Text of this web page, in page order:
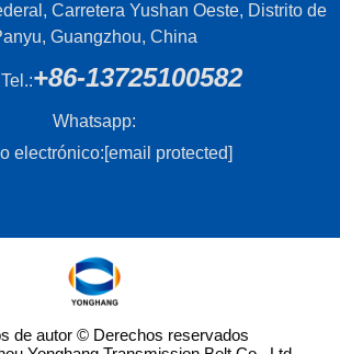
Carretera Yushan Oeste, Distrito de
Guangzhou, China
Tel.:+86-13725100582
Whatsapp:
electrónico:[email protected]
de autor © Derechos reservados